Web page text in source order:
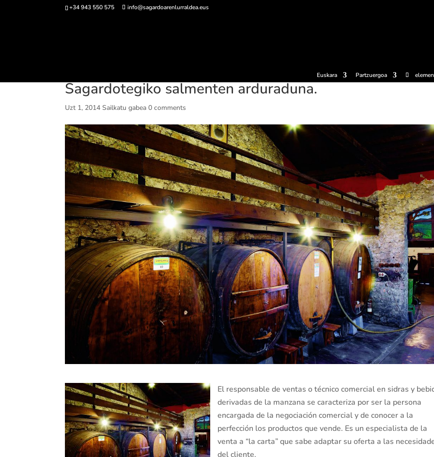
+34 943 550 575 info@sagardoarenlurraldea.eus
Euskara Partzuergoa
Sagardotegiko salmenten arduraduna.
Uzt 1, 2014 Sailkatu gabea 0 comments
El responsable de ventas o técnico comercial en sidras y
derivadas de la manzana se caracteriza por ser la persona
encargada de la negociación comercial y de conocer a la
perfección los productos que vende. Es un especialista de la
venta a “la carta” que sabe adaptar su oferta a las
del cliente.